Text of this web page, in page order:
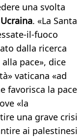
una svolta
Ucraina. «La Santa
il-fuoco
dalla ricerca
pace», dice
vaticana «ad
favorisca la pace
«la
una grave crisi
ai palestinesi